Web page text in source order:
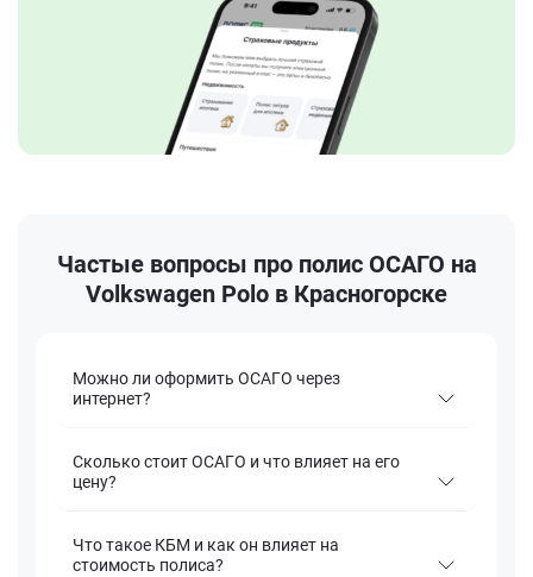
Частые вопросы про полис ОСАГО на
Volkswagen Polo в Красногорске
Можно ли оформить ОСАГО через
интернет?
Сколько стоит ОСАГО и что влияет на его
цену?
Что такое КБМ и как он влияет на
стоимость полиса?